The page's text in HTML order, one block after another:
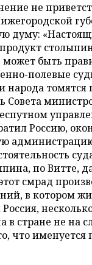
не
думу:
может быть
полевые
народа
Совета
Россию,
по Витте,
смрад
в котором
в стране не на
что